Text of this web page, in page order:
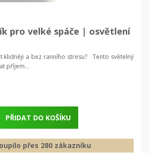
pro velké spáče | osvětlení
klidněji a bez ranního stresu? Tento světelný
příjem...
PŘIDAT DO KOŠÍKU
přes 280 zákazníku